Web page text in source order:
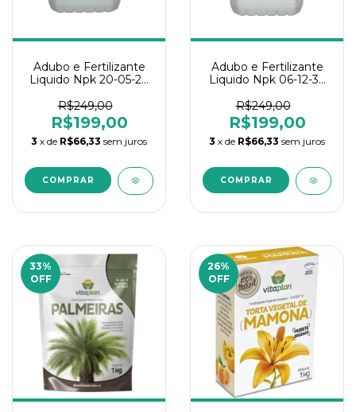
Adubo e Fertilizante
Liquido Npk 20-05-20
Vet
R$249,00
R$199,00
3 x de R$66,33 sem juros
Adubo e Fertilizante
Liquido Npk 06-12-36
Vet
R$249,00
R$199,00
3 x de R$66,33 sem juros
33%
OFF
26%
OFF